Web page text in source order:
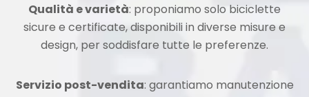
Qualità e varietà: proponiamo solo biciclette
sicure e certificate, disponibili in diverse misure e
design, per soddisfare tutte le preferenze.
Servizio post-vendita: garantiamo manutenzione